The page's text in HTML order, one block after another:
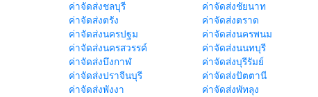
ค่าจัดส่งชลบุรี
ค่าจัดส่งชัยนาท
ค่าจัดส่งตรัง
ค่าจัดส่งตราด
ค่าจัดส่งนครปฐม
ค่าจัดส่งนครพนม
ค่าจัดส่งนครสวรรค์
ค่าจัดส่งนนทบุรี
ค่าจัดส่งบึงกาฬ
ค่าจัดส่งบุรีรัมย์
ค่าจัดส่งปราจีนบุรี
ค่าจัดส่งปัตตานี
ค่าจัดส่งพังงา
ค่าจัดส่งพัทลุง